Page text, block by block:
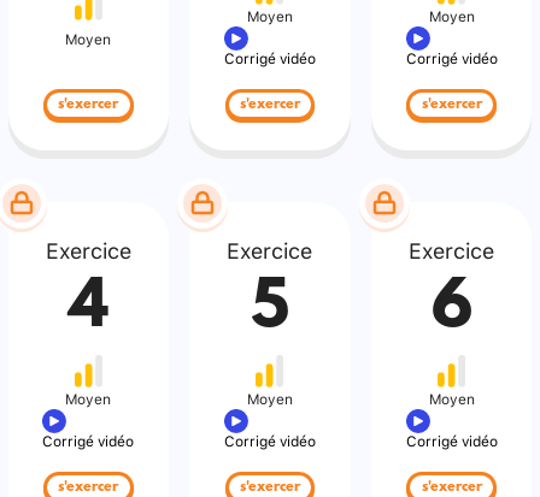
Moyen
s'exercer
Moyen
Corrigé vidéo
s'exercer
Moyen
Corrigé vidéo
s'exercer
Exercice
4
Moyen
Corrigé vidéo
s'exercer
Exercice
5
Moyen
Corrigé vidéo
s'exercer
Exercice
6
Moyen
Corrigé vidéo
s'exercer